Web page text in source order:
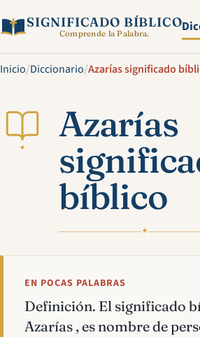
SIGNIFICADO BÍBLICO
Comprende la Palabra.
Inicio/Diccionario/Azarías significado
✦
Azarías
bíblico
✦
EN POCAS PALABRAS
Definición. El significado
Azarías , es nombre de